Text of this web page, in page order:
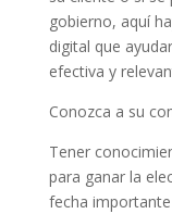
gobierno, aquí
digital que
efectiva y
Conozca a su
Tener
para ganar la
fecha